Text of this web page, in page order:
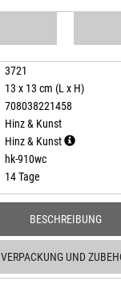
3721
13 x 13 cm (L x H)
708038221458
Hinz & Kunst
Hinz & Kunst
hk-910wc
14 Tage
BESCHREIBUNG
VERPACKUNG UND